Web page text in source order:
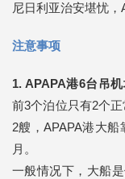
尼日利亚治安堪忧
注意事项
1. APAPA港6台吊
前3个泊位只有2个
2艘，APAPA港大
月。
一般情况下，大船